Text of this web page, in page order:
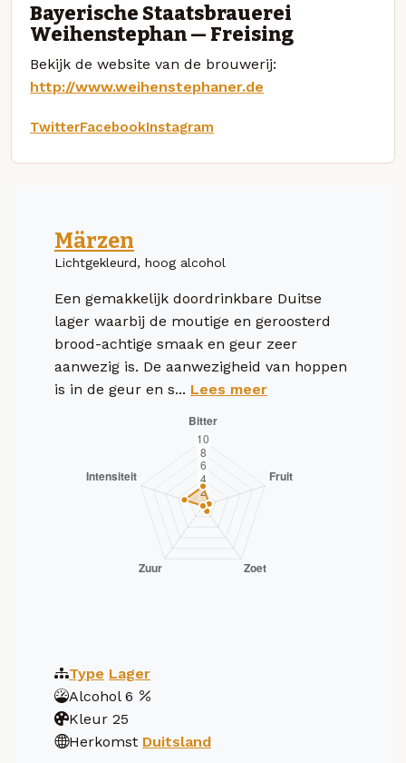
Bayerische Staatsbrauerei
Weihenstephan — Freising
Bekijk de website van de brouwerij:
http://www.weihenstephaner.de
TwitterFacebookInstagram
Märzen
Lichtgekleurd, hoog alcohol
Een gemakkelijk doordrinkbare Duitse
lager waarbij de moutige en geroosterd
brood-achtige smaak en geur zeer
aanwezig is. De aanwezigheid van hoppen
is in de geur en s... Lees meer
Type Lager
Alcohol 6
Kleur 25
Herkomst Duitsland